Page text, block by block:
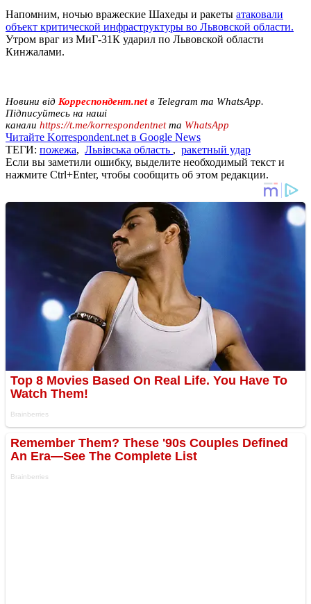
Напомним, ночью вражеские Шахеды и ракеты атаковали
объект критической инфраструктуры во Львовской области.
Утром враг из МиГ-31К ударил по Львовской области
Кинжалами.
Новини від Корреспондент.netв Telegram та WhatsApp.
Підписуйтесь на наші
канали https://t.me/korrespondentnetта WhatsApp
Читайте Korrespondent.net в Google News
ТЕГИ: пожежа, Львівська область , ракетный удар
Если вы заметили ошибку, выделите необходимый текст и
нажмите Ctrl+Enter, чтобы сообщить об этом редакции.